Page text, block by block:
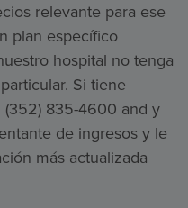
relevante para ese
plan específico
hospital no tenga
Si tiene
(352) 835-4600 and y
de ingresos y le
más actualizada